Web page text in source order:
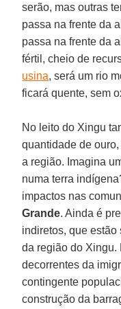
serão, mas outras
passa na frente da
passa na frente da
fértil, cheio de
usina, será um rio
ficará quente, sem
No leito do Xingu
quantidade de
a região. Imagina
numa terra
impactos nas
Grande. Ainda é
indiretos, que
da região do Xingu.
decorrentes da
contingente
construção da